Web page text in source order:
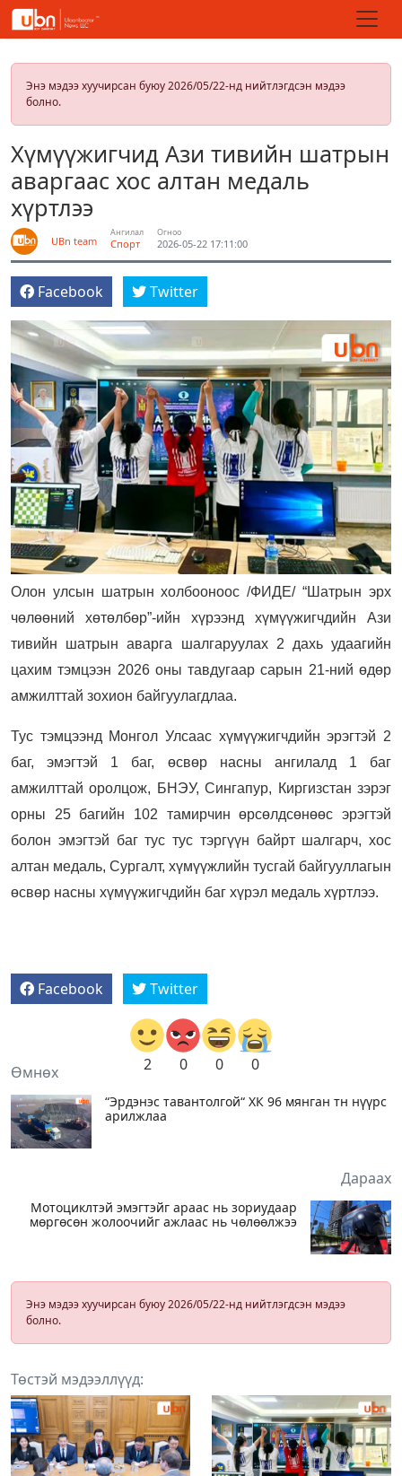
Энэ мэдээ хуучирсан буюу 2026/05/22-нд нийтлэгдсэн мэдээ
болно.
Хүмүүжигчид Ази тивийн шатрын
аваргаас хос алтан медаль
хүртлээ
UBn team
Ангилал
Спорт
Огноо
2026-05-22 17:11:00
Facebook Twitter
Олон улсын шатрын холбооноос /ФИДЕ/ “Шатрын эрх
чөлөөний хөтөлбөр”-ийн хүрээнд хүмүүжигчдийн Ази
тивийн шатрын аварга шалгаруулах 2 дахь удаагийн
цахим тэмцээн 2026 оны тавдугаар сарын 21-ний өдөр
амжилттай зохион байгуулагдлаа.
Тус тэмцээнд Монгол Улсаас хүмүүжигчдийн эрэгтэй 2
баг, эмэгтэй 1 баг, өсвөр насны ангилалд 1 баг
амжилттай оролцож, БНЭУ, Сингапур, Киргизстан зэрэг
орны 25 багийн 102 тамирчин өрсөлдсөнөөс эрэгтэй
болон эмэгтэй баг тус тус тэргүүн байрт шалгарч, хос
алтан медаль, Сургалт, хүмүүжлийн тусгай байгууллагын
өсвөр насны хүмүүжигчдийн баг хүрэл медаль хүртлээ.
Facebook Twitter
2 0 0 0
Өмнөх
“Эрдэнэс тавантолгой“ ХК 96 мянган тн нүүрс
арилжлаа
Дараах
Мотоциклтэй эмэгтэйг араас нь зориудаар
мөргөсөн жолоочийг ажлаас нь чөлөөлжээ
Энэ мэдээ хуучирсан буюу 2026/05/22-нд нийтлэгдсэн мэдээ
болно.
Төстэй мэдээллүүд: